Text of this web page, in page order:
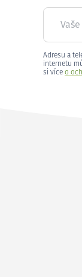
Adresu a
internetu
si více o